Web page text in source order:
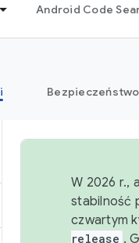
Android Code
Bezpieczeństwo
W 2026 r.,
stabilność
czwartym
release .